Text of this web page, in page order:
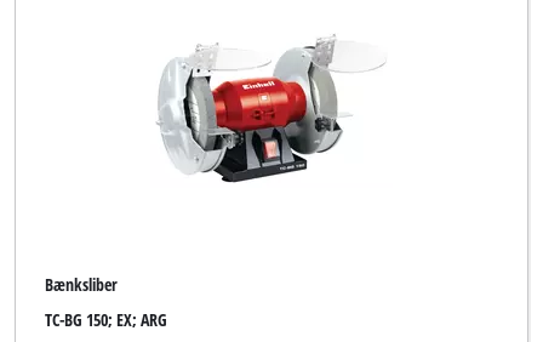
Bænksliber
TC-BG 150; EX; ARG